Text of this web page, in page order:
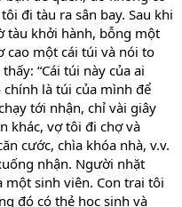
đi tàu ra sân bay. Sau khi
tàu khởi hành, bỗng một
cao một cái túi và nói to
“Cái túi này của ai
chính là túi của mình để
tới nhận, chỉ vài giây
khác, vợ tôi đi chợ và
cước, chìa khóa nhà, v.v.
nhận. Người nhặt
sinh viên. Con trai tôi
đó có thẻ học sinh và